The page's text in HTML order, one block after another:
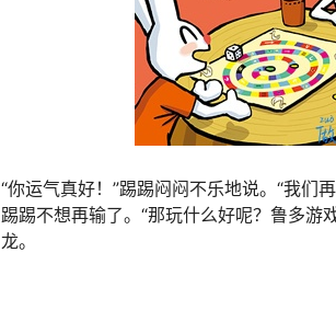
“你运气真好！”踢踢闷闷不乐地说。“我们
踢踢不想再输了。“那玩什么好呢？鲁多游
龙。